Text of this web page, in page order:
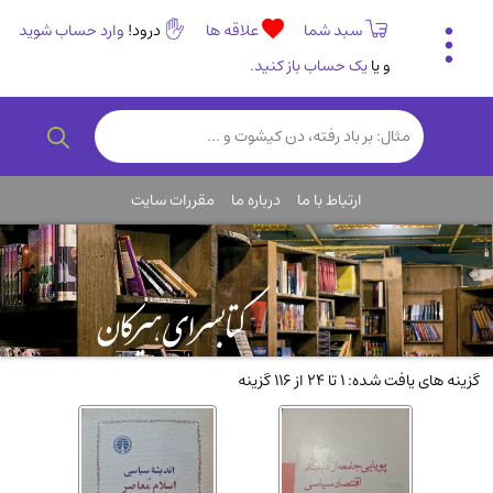
سبد شما علاقه ها درود! وارد حساب شوید
و یایک حساب باز کنید.
تاریخی و فرهنگی
(838)
رمان و داستان ایرانی(307)
روانشناسی(357)
انگلیسی و زبان خارجی(14)
کودکان و نوجوانان(76)
کتب نادر و کمیاب(19)
روانشناسی(112)
طب گیاهی و سنتی(45)
فلسفه و جامعه شناسی(151)
ادبیات و شعر(511)
ارتباط با ما درباره ما مقررات سایت
گزینه های یافت شده: 1 تا 24 از 116 گزینه